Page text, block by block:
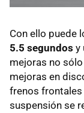
Con ello puede
5.5 segundos y
mejoras no
mejoras en
frenos frontales
suspensión se